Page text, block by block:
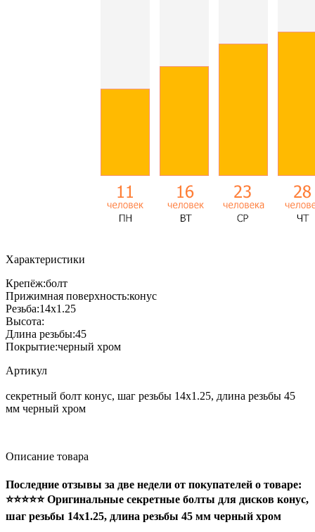
Характеристики
Крепёж:болт
Прижимная поверхность:конус
Резьба:14x1.25
Высота:
Длина резьбы:45
Покрытие:черный хром
Артикул
секретный болт конус, шаг резьбы 14x1.25, длина резьбы 45
мм черный хром
Описание товара
Последние отзывы за две недели от покупателей о товаре:
⭐⭐⭐⭐⭐ Оригинальные секретные болты для дисков конус,
шаг резьбы 14x1.25, длина резьбы 45 мм черный хром